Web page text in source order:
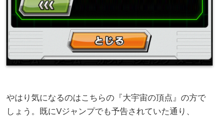
やはり気になるのはこちらの『大宇宙の頂点』の方で
しょう。既にVジャンプでも予告されていた通り、